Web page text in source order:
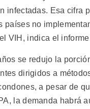
infectadas. Esa cifra
países no
VIH, indica el
se redujo la
dirigidos a
a pesar de
la demanda habrá